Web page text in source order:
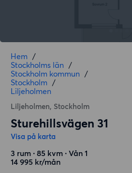
Hem /
Stockholms län /
Stockholm kommun /
Stockholm /
Liljeholmen
Liljeholmen, Stockholm
Sturehillsvägen 31
Visa på karta
3 rum ∙ 85 kvm ∙ Vån 1
14 995 kr/mån